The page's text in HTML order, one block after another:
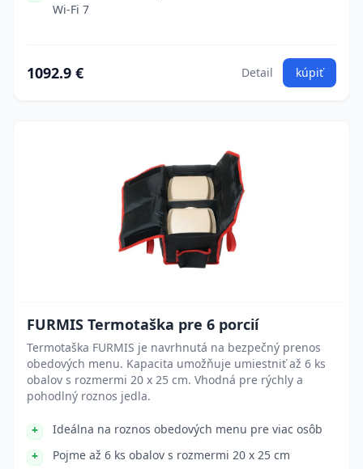
Wi-Fi 7
1092.9 € Detail kúpiť
FURMIS Termotaška pre 6 porcií
Termotaška FURMIS je navrhnutá na bezpečný prenos
obedových menu. Kapacita umožňuje umiestniť až 6 ks
obalov s rozmermi 20 x 25 cm. Vhodná pre rýchly a
pohodlný roznos jedla.
Ideálna na roznos obedových menu pre viac osôb
Pojme až 6 ks obalov s rozmermi 20 x 25 cm